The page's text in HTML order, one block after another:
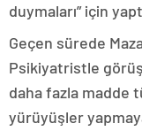
duymaları” için
Geçen sürede
Psikiyatristle
daha fazla madde
yürüyüşler